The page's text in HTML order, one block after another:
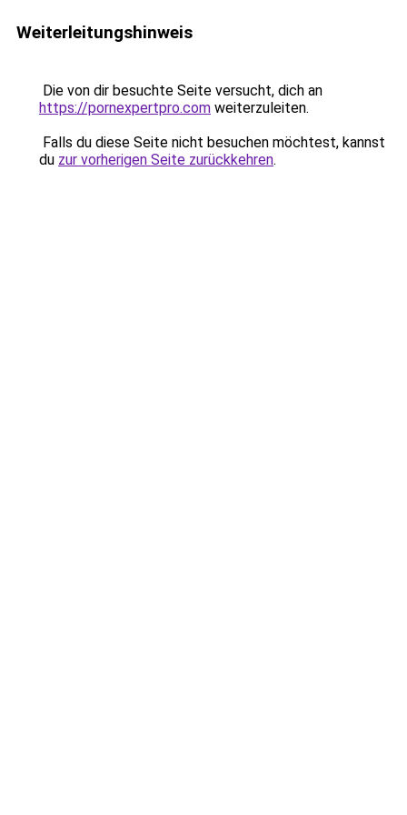
Weiterleitungshinweis
Die von dir besuchte Seite versucht, dich an
https://pornexpertpro.com weiterzuleiten.
Falls du diese Seite nicht besuchen möchtest, kannst
du zur vorherigen Seite zurückkehren.